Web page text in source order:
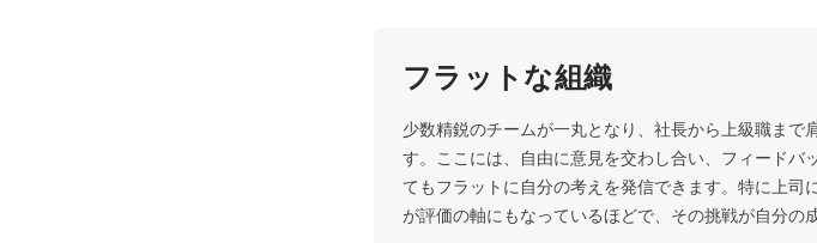
フラットな組織
少数精鋭のチームが一丸となり、社長から上級職ま
す。ここには、自由に意見を交わし合い、フィード
てもフラットに自分の考えを発信できます。特に上
が評価の軸にもなっているほどで、その挑戦が自分の